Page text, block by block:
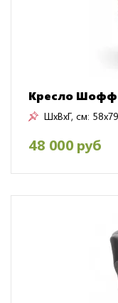
Кресло
ШxВxГ, см:
48 000 руб